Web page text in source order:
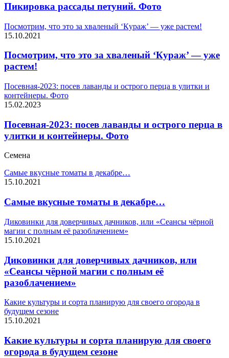
Пикировка рассады петуний. Фото
Посмотрим, что это за хваленый ‘Кyраж’ — уже растем!
15.10.2021
Посмотрим, что это за хваленый ‘Кyраж’ — уже
растем!
Посевная-2023: посев лаванды и острого перца в улитки и
контейнеры. Фото
15.02.2023
Посевная-2023: посев лаванды и острого перца в
улитки и контейнеры. Фото
Семена
Самые вкусные томаты в декабре…
15.10.2021
Самые вкусные томаты в декабре…
Диковинки для доверчивых дачников, или «Сеансы чёрной
магии с полным её разоблачением»
15.10.2021
Диковинки для доверчивых дачников, или
«Сеансы чёрной магии с полным её
разоблачением»
Какие культуры и сорта планирую для своего огорода в
будущем сезоне
15.10.2021
Какие культуры и сорта планирую для своего
огорода в будущем сезоне